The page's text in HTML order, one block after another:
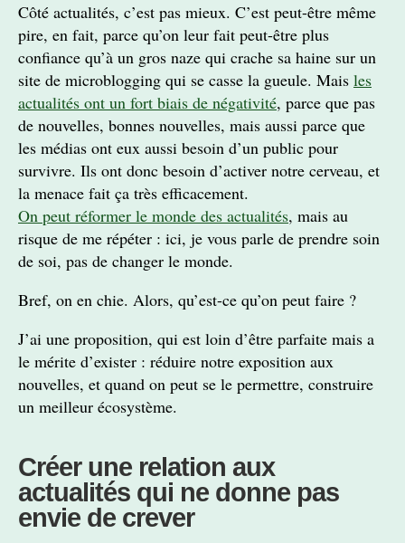
Côté actualités, c’est pas mieux. C’est peut-être même
pire, en fait, parce qu’on leur fait peut-être plus
confiance qu’à un gros naze qui crache sa haine sur un
site de microblogging qui se casse la gueule. Mais les
actualités ont un fort biais de négativité, parce que pas
de nouvelles, bonnes nouvelles, mais aussi parce que
les médias ont eux aussi besoin d’un public pour
survivre. Ils ont donc besoin d’activer notre cerveau, et
la menace fait ça très efficacement.
On peut réformer le monde des actualités, mais au
risque de me répéter : ici, je vous parle de prendre soin
de soi, pas de changer le monde.
Bref, on en chie. Alors, qu’est-ce qu’on peut faire ?
J’ai une proposition, qui est loin d’être parfaite mais a
le mérite d’exister : réduire notre exposition aux
nouvelles, et quand on peut se le permettre, construire
un meilleur écosystème.
Créer une relation aux
actualités qui ne donne pas
envie de crever